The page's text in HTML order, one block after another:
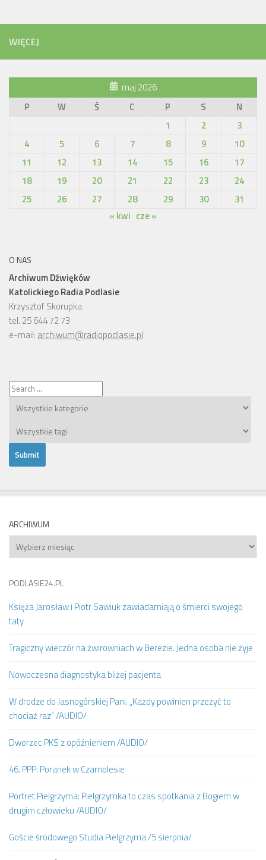
WIĘCEJ
maj 2026
P
W Ś C P S
N
1
2
3
4
5 6 7 8 9
10
11
12 13 14 15 16
17
18
19 20 21 22 23
24
25
26 27 28 29 30
31
« kwi cze »
O NAS
Archiwum Dźwięków
Katolickiego Radia Podlasie
Krzysztof Skorupka
tel. 25 644 72 73
e-mail: archiwum@radiopodlasie.pl
ARCHIWUM
Archiwum
PODLASIE24.PL
Księża Jarosław i Piotr Sawiuk zawiadamiają o śmierci swojego
taty
Tragiczny wieczór na żwirowniach w Berezie. Jedna osoba nie żyje
Nowoczesna diagnostyka bliżej pacjenta
W drodze do Jasnogórskiej Pani. „Każdy powinien przeżyć to
chociaż raz” /AUDIO/
Dworzec PKS z opóźnieniem /AUDIO/
46. PPP: Poranek w Czarnolesie
Portret Pielgrzyma: Pielgrzymka to czas spotkania z Bogiem w
drugim człowieku /AUDIO/
Goście środowego Studia Pielgrzyma /5 sierpnia/